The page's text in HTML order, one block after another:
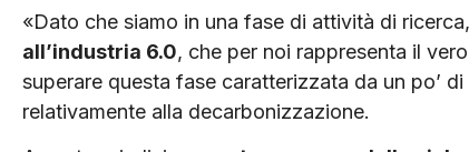
«Dato che siamo in una fase di attività di ricerca,
all’industria 6.0, che per noi rappresenta il
superare questa fase caratterizzata da un po’
relativamente alla decarbonizzazione.